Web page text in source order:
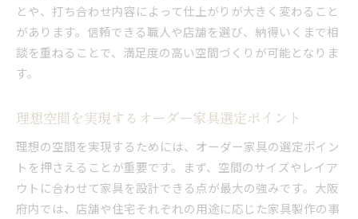
とや、打ち合わせ内容によって仕上がりが大きく変わること
があります。信頼できる職人や店舗を選び、納得いくまで相
談を重ねることで、満足度の高い空間づくりが可能となりま
す。
理想空間を実現するオーダー家具選定ポイント
理想の空間を実現するためには、オーダー家具の選定ポイン
トを押さえることが重要です。まず、空間のサイズやレイア
ウトに合わせて家具を設計できる点が最大の強みです。大阪
府内では、店舗や住宅それぞれの用途に応じた家具製作の事